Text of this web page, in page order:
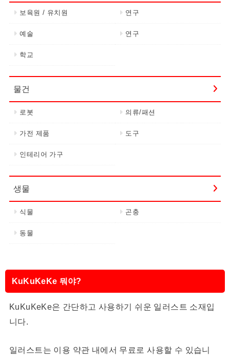
보육원 / 유치원 연구
예술 연구
학교
물건
로봇 의류/패션
가전 제품 도구
인테리어 가구
생물
식물 곤충
동물
KuKuKeKe 뭐야?
KuKuKeKe은 간단하고 사용하기 쉬운 일러스트 소재입
니다.
일러스트는 이용 약관 내에서 무료로 사용할 수 있습니